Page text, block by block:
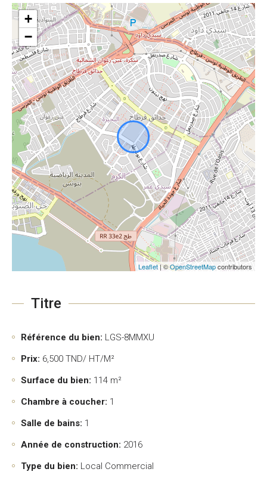
+
−
Leaflet| ©OpenStreetMapcontributors
Titre
Référence du bien: LGS-8MMXU
Prix: 6,500 TND/ HT/M²
Surface du bien: 114 m²
Chambre à coucher: 1
Salle de bains: 1
Année de construction: 2016
Type du bien: Local Commercial